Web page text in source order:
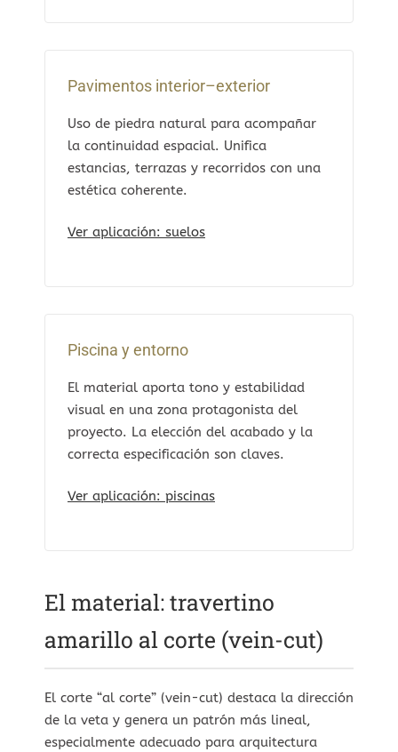
Pavimentos interior–exterior
Uso de piedra natural para acompañar
la continuidad espacial. Unifica
estancias, terrazas y recorridos con una
estética coherente.
Ver aplicación: suelos
Piscina y entorno
El material aporta tono y estabilidad
visual en una zona protagonista del
proyecto. La elección del acabado y la
correcta especificación son claves.
Ver aplicación: piscinas
El material: travertino
amarillo al corte (vein-cut)
El corte “al corte” (vein-cut) destaca la dirección
de la veta y genera un patrón más lineal,
especialmente adecuado para arquitectura